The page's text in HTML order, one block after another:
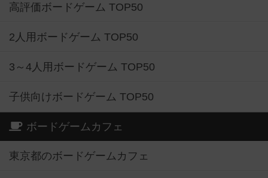
高評価ボードゲーム TOP50
2人用ボードゲーム TOP50
3～4人用ボードゲーム TOP50
子供向けボードゲーム TOP50
ボードゲームカフェ
東京都のボードゲームカフェ